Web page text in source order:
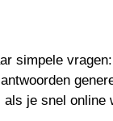
simpele
als je snel online